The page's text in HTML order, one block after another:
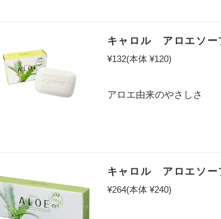
キャロル アロエソー
¥132(本体 ¥120)
アロエ由来のやさしさ
キャロル アロエソー
¥264(本体 ¥240)